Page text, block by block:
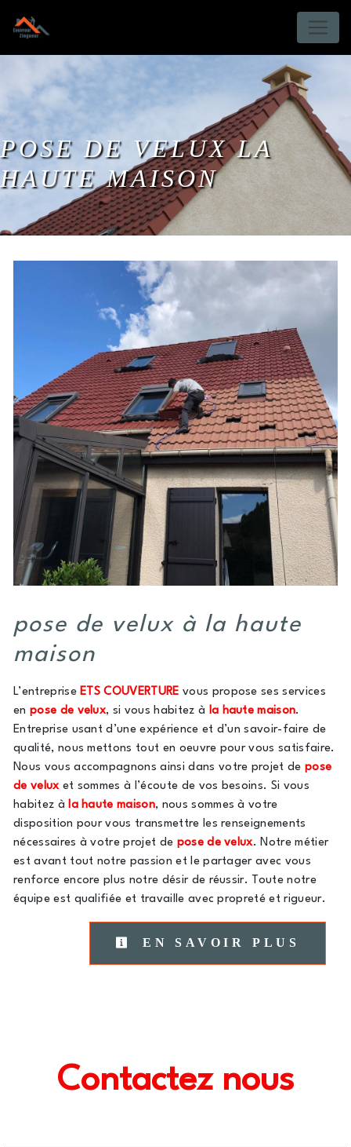
POSE DE VELUX LA
HAUTE MAISON
pose de velux à la haute
maison
L’entrepriseETS COUVERTURE vous propose ses services
en pose de velux, si vous habitez à la haute maison.
Entreprise usant d’une expérience et d’un savoir-faire de
qualité, nous mettons tout en oeuvre pour vous satisfaire.
Nous vous accompagnons ainsi dans votre projet depose
de veluxet sommes à l’écoute de vos besoins. Si vous
habitez àla haute maison, nous sommes à votre
disposition pour vous transmettre les renseignements
nécessaires à votre projet de pose de velux. Notre métier
est avant tout notre passion et le partager avec vous
renforce encore plus notre désir de réussir. Toute notre
équipe est qualifiée et travaille avec propreté et rigueur.
EN SAVOIR PLUS
Contactez nous